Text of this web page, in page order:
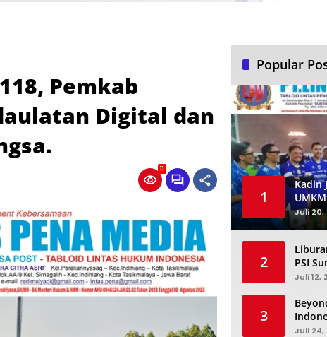
Pemkab
Digital dan
11
Popular
1
Kadin
Piala
Juli 20,
2
PSI
Juli 12,
3
are
Juli 24,